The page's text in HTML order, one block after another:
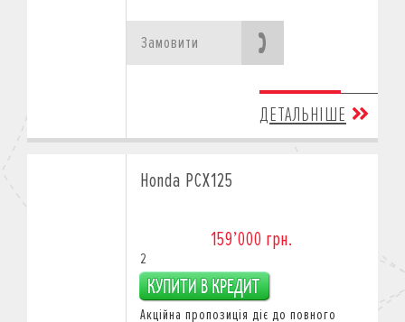
Замовити
ДЕТАЛЬНІШЕ
Honda PCX125
159’000 грн.
2
Акційна пропозиція діє до повного